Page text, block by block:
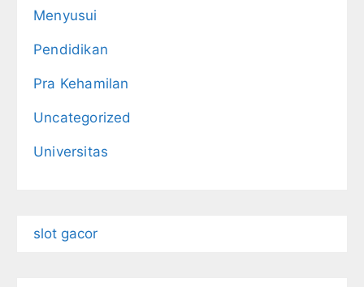
Menyusui
Pendidikan
Pra Kehamilan
Uncategorized
Universitas
slot gacor